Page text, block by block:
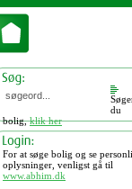
du
bolig,klik her
For at søge bolig og se
oplysninger, venligst gå til
www.abhim.dk